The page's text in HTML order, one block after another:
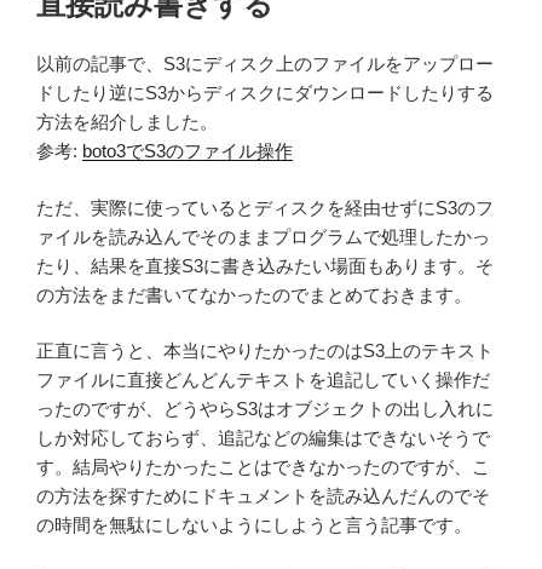
以前の記事で、S3にディスク上のファイルをアップロー
ドしたり逆にS3からディスクにダウンロードしたりする
方法を紹介しました。
参考: boto3でS3のファイル操作
ただ、実際に使っているとディスクを経由せずにS3のフ
ァイルを読み込んでそのままプログラムで処理したかっ
たり、結果を直接S3に書き込みたい場面もあります。そ
の方法をまだ書いてなかったのでまとめておきます。
正直に言うと、本当にやりたかったのはS3上のテキスト
ファイルに直接どんどんテキストを追記していく操作だ
ったのですが、どうやらS3はオブジェクトの出し入れに
しか対応しておらず、追記などの編集はできないそうで
す。結局やりたかったことはできなかったのですが、こ
の方法を探すためにドキュメントを読み込んだんのでそ
の時間を無駄にしないようにしようと言う記事です。